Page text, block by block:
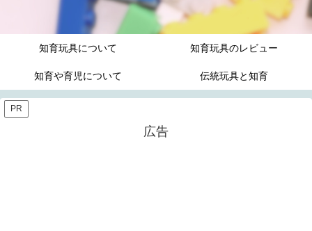
知育玩具について 知育玩具のレビュー
知育や育児について 伝統玩具と知育
PR
広告